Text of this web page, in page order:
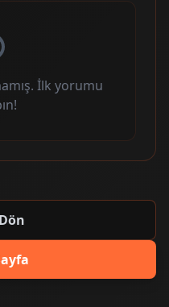
İlk yorumu